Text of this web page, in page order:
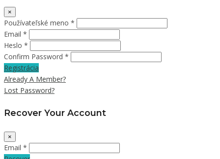
×
Používateľské meno *
Email *
Heslo *
Confirm Password *
Registrácia
Already A Member?
Lost Password?
Recover Your Account
×
Email *